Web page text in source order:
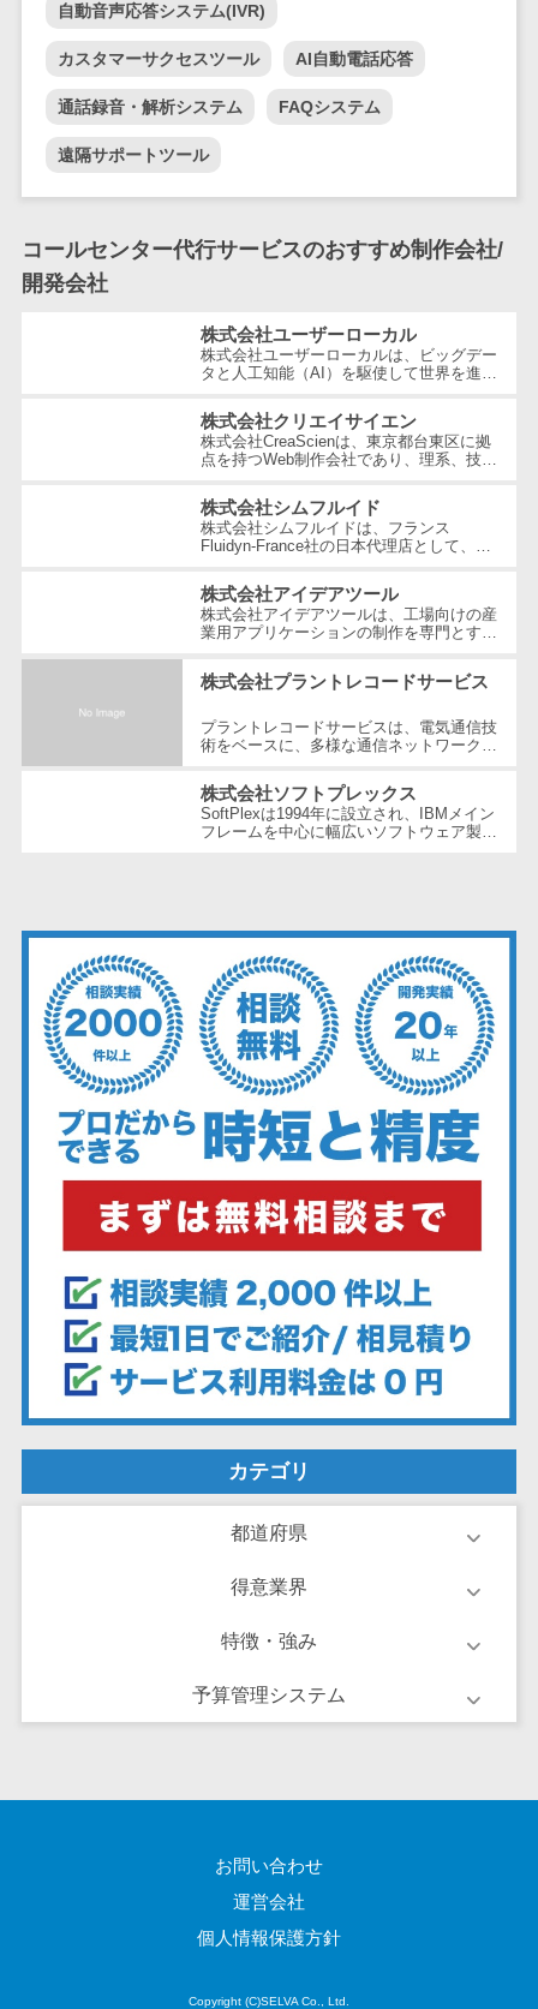
FAX受信サービ
ス
ビス
ワークフロー
成ツール
物品管理シス
RPAツール
帳票作成サー
ビス
物流・流通向
車両管理シス
テム
ル
配送管理シス
テム
バース予約シ
ステム
ェックアプリ
店舗業務支援
システム
配送ルート最
適化
IT点呼サービス
医療・介護業
界向け
電子カルテ
障害福祉ソフ
介護ソフト
オンライン診
療システム
オンコール代
行サービス
訪問看護ステ
ーション向けサ
健康診断シス
テム
テム
カルテ
リハビリ管理
医薬品在庫管
理システム
電子薬歴シス
不動産業界向
自動音声応答システム(IVR)
カスタマーサクセスツール AI自動電話応答
通話録音・解析システム FAQシステム
遠隔サポートツール
コールセンター代行サービスのおすすめ制作会社/
開発会社
株式会社ユーザーローカル
株式会社ユーザーローカルは、ビッグデー
タと人工知能（AI）を駆使して世界を進化
する技術ベンチャー企業です。国内...
株式会社クリエイサイエン
株式会社CreaScienは、東京都台東区に拠
点を持つWeb制作会社であり、理系、技
たクリエイティブ制作を行っています。
独...
株式会社シムフルイド
株式会社シムフルイドは、フランス
Fluidyn-France社の日本代理店として、最
使した高精度な製品を提供しています。設
立...
株式会社アイデアツール
株式会社アイデアツールは、工場向けの産
業用アプリケーションの制作を専門とする
ズ・バッテリー工場など多岐にわた...
株式会社プラントレコードサービス
プラントレコードサービスは、電気通信技
術をベースに、多様な通信ネットワーク構
ウを提供している企業です。創業以...
株式会社ソフトプレックス
SoftPlexは1994年に設立され、IBMメイン
フレームを中心に幅広いソフトウェア製品
カテゴリ
都道府県
得意業界
特徴・強み
予算管理システム
お問い合わせ
運営会社
個人情報保護方針
Copyright (C)SELVA Co., Ltd.